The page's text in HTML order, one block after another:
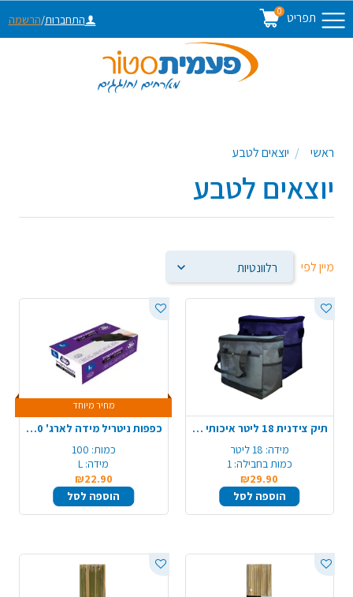
תפריט 0
התחברות/הרשמה
ראשי יוצאים לטבע
יוצאים לטבע
מיין לפי
תיק צידנית 18 ליטר איכותי - צבע משתנה
מידה: 18 ליטר
כמות בחבילה: 1
₪29.90
הוספה לסל
מחיר מיוחד
כפפות ניטריל מידה לארג' 100 יח'
כמות: 100
מידה: L
₪22.90
הוספה לסל